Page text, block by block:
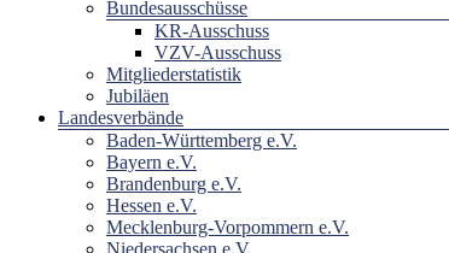
Bundesausschüsse
KR-Ausschuss
VZV-Ausschuss
Mitgliederstatistik
Jubiläen
Landesverbände
Baden-Württemberg e.V.
Bayern e.V.
Brandenburg e.V.
Hessen e.V.
Mecklenburg-Vorpommern e.V.
Niedersachsen e.V.